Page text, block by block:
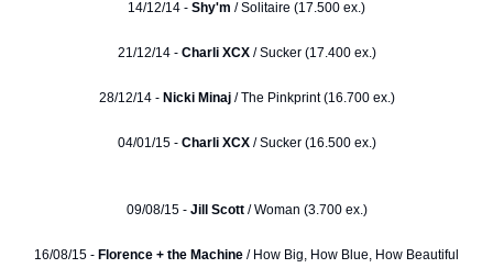
14/12/14 - Shy'm / Solitaire (17.500 ex.)
21/12/14 - Charli XCX/ Sucker (17.400 ex.)
28/12/14 -Nicki Minaj/ The Pinkprint (16.700 ex.)
04/01/15 - Charli XCX/ Sucker (16.500 ex.)
09/08/15 - Jill Scott / Woman (3.700 ex.)
16/08/15 - Florence + the Machine / How Big, How Blue, How Beautiful